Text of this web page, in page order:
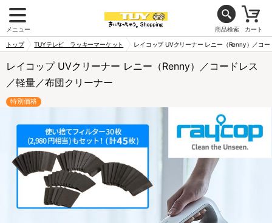
メニュー 商品検索 カート
トップ TUYテレビ ラッキーマーケット レイコップ UVクリーナー レニー（Renny）／コ
レイコップ UVクリーナー レニー（Renny）／コードレス
／軽量／布団クリーナー
特別価格